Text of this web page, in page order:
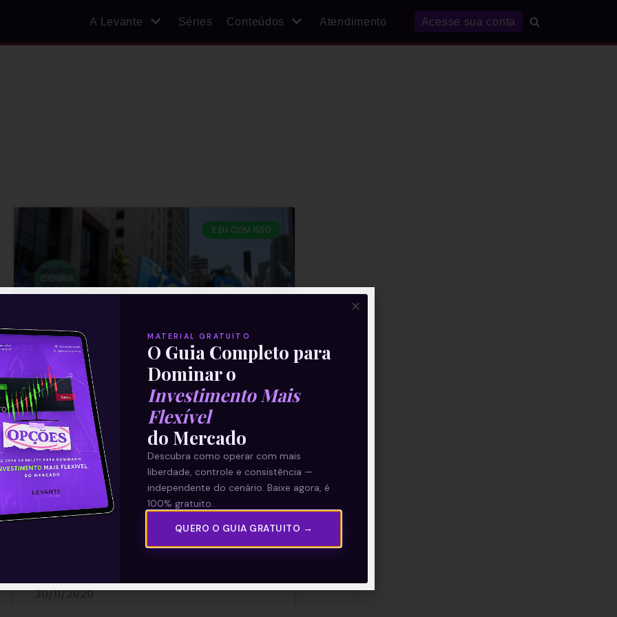
A Levante Séries Conteúdos Atendimento Acesse sua conta
E EU COM ISSO
Resultados do segundo turno
Os resultados do segundo turno das
eleições municipais vieram em linha com o
esperado. Conforme previmos, Bruno Covas
(PSDB) venceu em São Paulo, Eduardo Paes
30/11/2020
MATERIAL GRATUITO
O Guia Completo para
Dominar o
Investimento Mais
Flexível
do Mercado
Descubra como operar com mais
liberdade, controle e consistência —
independente do cenário. Baixe agora, é
100% gratuito.
QUERO O GUIA GRATUITO →